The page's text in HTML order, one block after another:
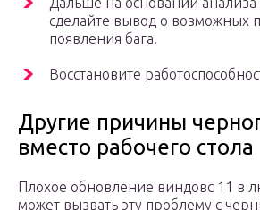
сделайте вывод о возможных
появления бага.
Восстановите
Другие причины
вместо рабочего стола
Плохое обновление виндовс 11 в
может вызвать эту проблему с